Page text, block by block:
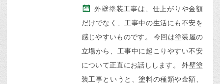
外壁塗装工事は、仕上がりや金額
だけでなく、工事中の生活にも不安を
感じやすいものです。 今回は塗装屋の
立場から、工事中に起こりやすい不安
について正直にお話しします。 外壁塗
装工事というと、塗料の種類や金額、